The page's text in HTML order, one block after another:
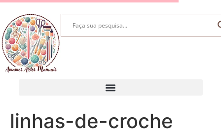
linhas-de-croche